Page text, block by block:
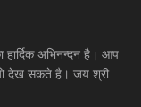
अभिनन्दन है। आप
देख सकते है। जय श्री